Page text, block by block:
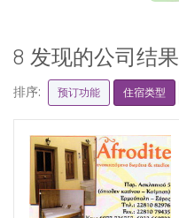
8 发现的公司结果
排序: 预订功能 住宿类型